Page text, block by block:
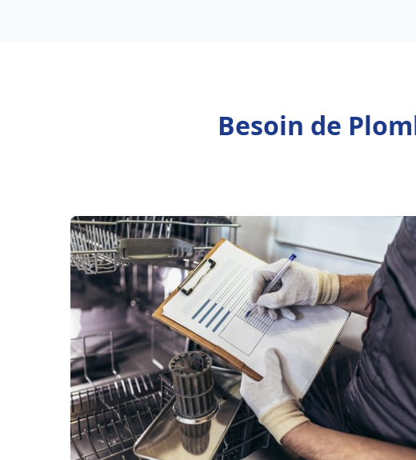
Besoin de